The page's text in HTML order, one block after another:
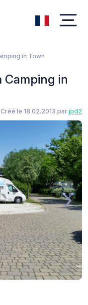
in Town
Camping in
Créé le 18.02.2013 par jpd2